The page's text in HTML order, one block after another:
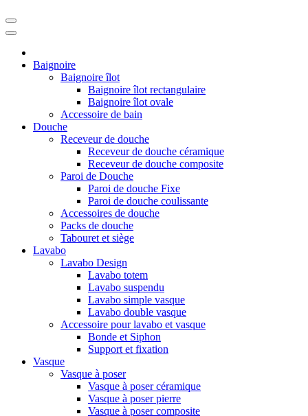
Baignoire
Baignoire îlot
Baignoire îlot rectangulaire
Baignoire îlot ovale
Accessoire de bain
Douche
Receveur de douche
Receveur de douche céramique
Receveur de douche composite
Paroi de Douche
Paroi de douche Fixe
Paroi de douche coulissante
Accessoires de douche
Packs de douche
Tabouret et siège
Lavabo
Lavabo Design
Lavabo totem
Lavabo suspendu
Lavabo simple vasque
Lavabo double vasque
Accessoire pour lavabo et vasque
Bonde et Siphon
Support et fixation
Vasque
Vasque à poser
Vasque à poser céramique
Vasque à poser pierre
Vasque à poser composite